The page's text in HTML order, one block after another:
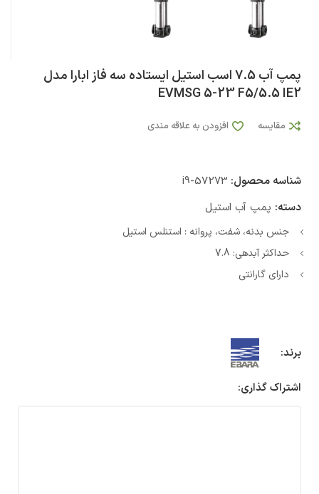
پمپ آب 7.5 اسب استيل ایستاده سه فاز ابارا مدل
EVMSG 5-23 F5/5.5 IE2
مقایسه افزودن به علاقه مندی
شناسه محصول: i9-57273
دسته: پمپ آب استیل
جنس بدنه، شفت، پروانه : استنلس استیل
حداکثر آبدهی: 7.8
دارای گارانتی
برند:
اشتراک گذاری: